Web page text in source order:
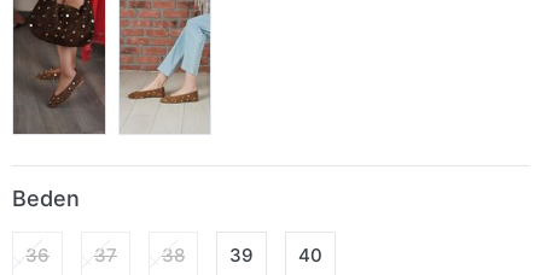
Beden
36 37 38 39 40